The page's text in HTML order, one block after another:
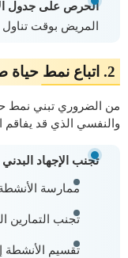
الحرص على جدول
المريض بوقت تناول
2. اتباع نمط حياة صحي
من الضروري تبني نمط
والنفسي الذي قد
تجنب الإجهاد
ممارسة الأنشطة
تجنب التمارين
تقسيم الأنشطة